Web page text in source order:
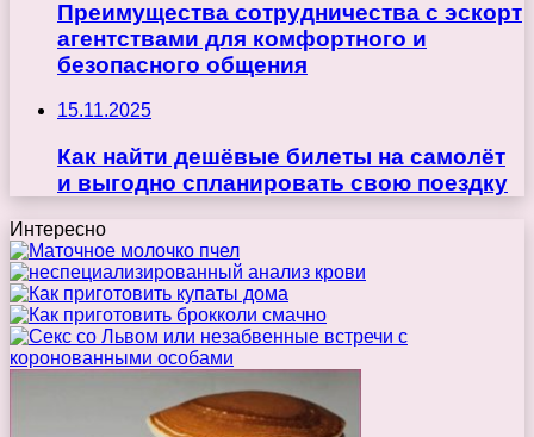
Преимущества сотрудничества с эскорт
агентствами для комфортного и
безопасного общения
15.11.2025
Как найти дешёвые билеты на самолёт
и выгодно спланировать свою поездку
Интересно